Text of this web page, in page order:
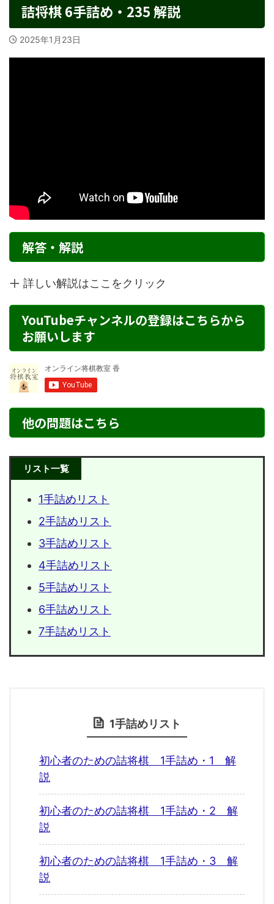
詰将棋 6手詰め・235 解説
2025年1月23日
解答・解説
詳しい解説はここをクリック
YouTubeチャンネルの登録はこちらから
お願いします
他の問題はこちら
リスト一覧
1手詰めリスト
2手詰めリスト
3手詰めリスト
4手詰めリスト
5手詰めリスト
6手詰めリスト
7手詰めリスト
1手詰めリスト
初心者のための詰将棋 1手詰め・1 解
説
初心者のための詰将棋 1手詰め・2 解
説
初心者のための詰将棋 1手詰め・3 解
説